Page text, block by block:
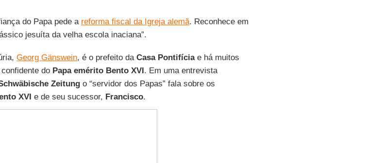
do Papa pede a reforma fiscal da Igreja alemã. Reconhece em
jesuíta da velha escola inaciana”.
Georg Gänswein, é o prefeito da Casa Pontifíciae há muitos
doPapa emérito Bento XVI. Em uma entrevista
Zeitungo “servidor dos Papas” fala sobre os
XVI e de seu sucessor, Francisco.